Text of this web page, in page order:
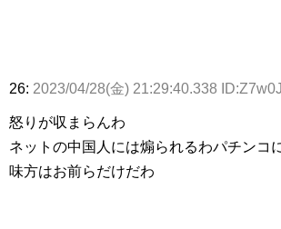
26: 2023/04/28(金) 21:29:40.338
怒りが収まらんわ
ネットの中国人には煽られるわパチンコ
味方はお前らだけだわ